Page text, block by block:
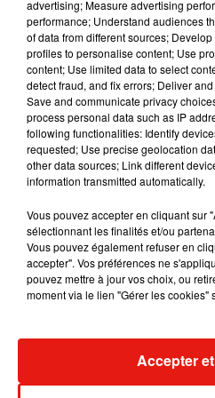
7 août 2026
Julien Lieb
dans son
Madonna
Sensation »
Tayc et Didi
advertising; Measure advertising
performance; Understand audiences
of data from different sources;
profiles to personalise content; Use
content; Use limited data to select
detect fraud, and fix errors; Deliver
Save and communicate privacy
process personal data such as IP
following functionalities: Identify
requested; Use precise geolocation
other data sources; Link different
information transmitted automatically.
Vous pouvez accepter en cliquant sur
sélectionnant les finalités et/ou
Vous pouvez également refuser en
accepter". Vos préférences ne
pouvez mettre à jour vos choix, ou
moment via le lien "Gérer les cookies"
Accepter